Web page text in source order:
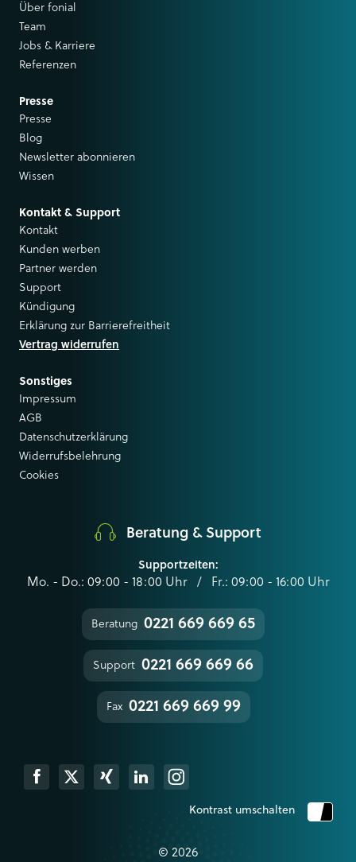
Über fonial
Team
Jobs & Karriere
Referenzen
Presse
Presse
Blog
Newsletter abonnieren
Wissen
Kontakt & Support
Kontakt
Kunden werben
Partner werden
Support
Kündigung
Erklärung zur Barrierefreitheit
Vertrag widerrufen
Sonstiges
Impressum
AGB
Datenschutzerklärung
Widerrufsbelehrung
Cookies
Beratung & Support
Supportzeiten:
Mo. - Do.: 09:00 - 18:00 Uhr / Fr.: 09:00 - 16:00 Uhr
Beratung 0221 669 669 65
Support 0221 669 669 66
Fax 0221 669 669 99
Xing LinkedinInstagram
Kontrast umschalten
© 2026